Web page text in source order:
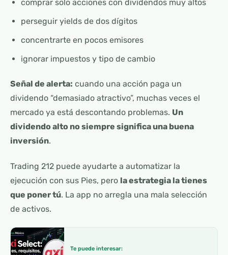
comprar solo acciones con dividendos muy altos
perseguir yields de dos dígitos
concentrarte en pocos emisores
ignorar impuestos y tipo de cambio
Señal de alerta: cuando una acción paga un
dividendo “demasiado atractivo”, muchas veces el
mercado ya está descontando problemas. Un
dividendo alto no siempre significa una buena
inversión.
Trading 212 puede ayudarte a automatizar la
ejecución con sus Pies, pero la estrategia la tienes
que poner tú. La app no arregla una mala selección
de activos.
Te puede interesar: